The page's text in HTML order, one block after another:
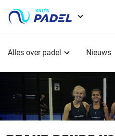
Alles over padel Nieuws